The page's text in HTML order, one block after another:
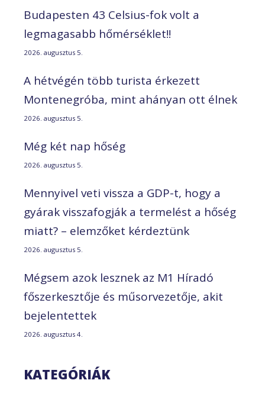
Budapesten 43 Celsius-fok volt a
legmagasabb hőmérséklet!!
2026. augusztus 5.
A hétvégén több turista érkezett
Montenegróba, mint ahányan ott élnek
2026. augusztus 5.
Még két nap hőség
2026. augusztus 5.
Mennyivel veti vissza a GDP-t, hogy a
gyárak visszafogják a termelést a hőség
miatt? – elemzőket kérdeztünk
2026. augusztus 5.
Mégsem azok lesznek az M1 Híradó
főszerkesztője és műsorvezetője, akit
bejelentettek
2026. augusztus 4.
KATEGÓRIÁK